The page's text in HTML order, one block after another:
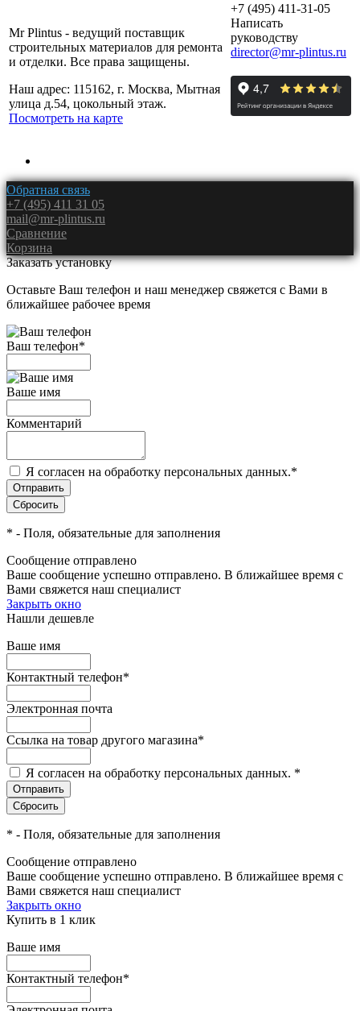
Mr Plintus - ведущий поставщик
строительных материалов для ремонта
и отделки. Все права защищены.
Наш адрес: 115162, г. Москва, Мытная
улица д.54, цокольный этаж.
Посмотреть на карте
+7 (495) 411-31-05
Написать
руководству
director@mr-plintus.ru
Обратная связь
+7 (495) 411 31 05
mail@mr-plintus.ru
Сравнение
Корзина
Заказать установку
Оставьте Ваш телефон и наш менеджер свяжется с Вами в
ближайшее рабочее время
Ваш телефон*
Ваше имя
Комментарий
Я согласен на обработку персональных данных.*
* - Поля, обязательные для заполнения
Сообщение отправлено
Ваше сообщение успешно отправлено. В ближайшее время с
Вами свяжется наш специалист
Закрыть окно
Нашли дешевле
Ваше имя
Контактный телефон*
Электронная почта
Ссылка на товар другого магазина*
Я согласен на обработку персональных данных. *
* - Поля, обязательные для заполнения
Сообщение отправлено
Ваше сообщение успешно отправлено. В ближайшее время с
Вами свяжется наш специалист
Закрыть окно
Купить в 1 клик
Ваше имя
Контактный телефон*